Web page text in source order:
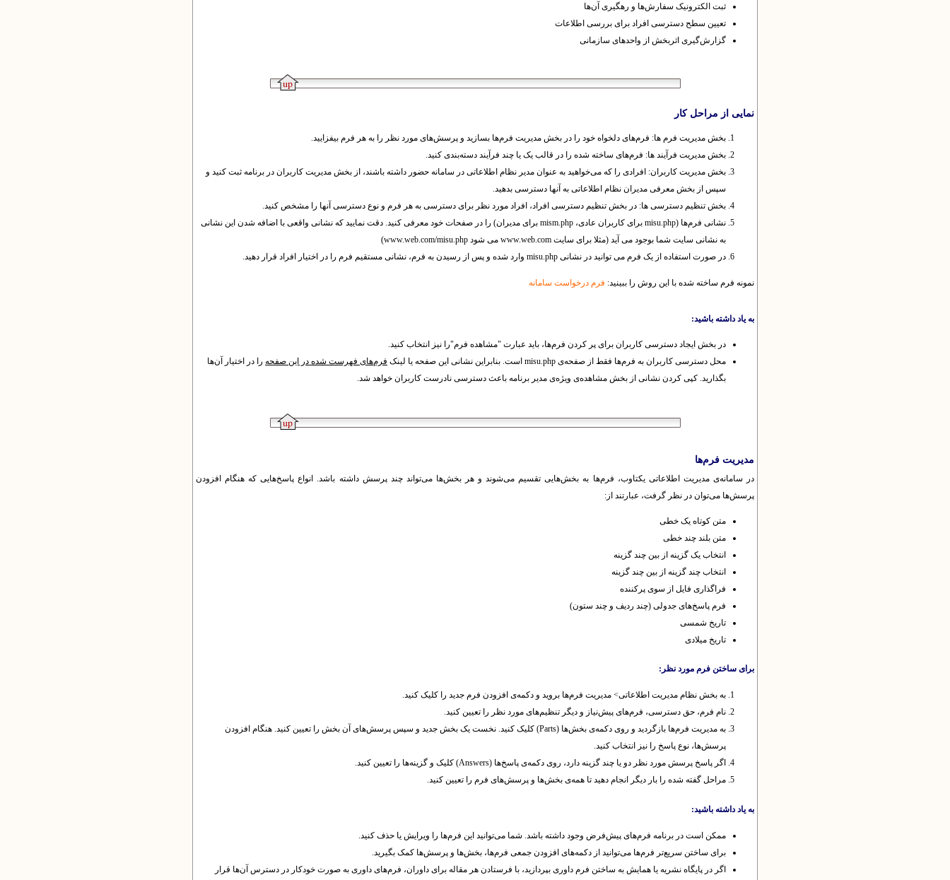
ثبت الکترونیک سفارش‌ها و رهگیری آن‌ها
تعیین سطح دسترسی‌ افراد برای بررسی اطلاعات
گزارش‌گیری اثربخش از واحدهای سازمانی
نمایی از مراحل کار
بخش مدیریت فرم ها: فرم‌های دلخواه خود را در بخش مدیریت فرم‌ها بسازید و پرسش‌های مورد نظر را به هر فرم بیفزایید.
بخش مدیریت فرآیند ها: فرم‌های ساخته شده را در قالب یک یا چند فرآیند دسته‌بندی کنید.
بخش مدیریت کاربران: افرادی را که می‌خواهید به عنوان مدیر نظام اطلاعاتی در سامانه حضور داشته باشند، از بخش مدیریت کاربران در برنامه ثبت کنید و
سپس از بخش معرفی مدیران نظام اطلاعاتی به آنها دسترسی بدهید.
بخش تنظیم دسترسی ها: در بخش تنظیم دسترسی‌ افراد، افراد مورد نظر برای دسترسی به هر فرم و نوع دسترسی آنها را مشخص کنید.
نشانی فرم‌ها (misu.php برای کاربران عادی، mism.php برای مدیران) را در صفحات خود معرفی کنید. دقت نمایید که نشانی واقعی با اضافه شدن این نشانی
به نشانی سایت شما بوجود می آید (مثلا برای سایت www.web.com می شود www.web.com/misu.php)
در صورت استفاده از یک فرم می توانید در نشانی misu.php وارد شده و پس از رسیدن به فرم، نشانی مستقیم فرم را در اختیار افراد قرار دهید.
نمونه فرم ساخته شده با این روش را ببینید: فرم درخواست سامانه
به یاد داشته باشید:
در بخش ایجاد دسترسی کاربران برای پر کردن فرم‌ها، باید عبارت "مشاهده فرم"را نیز انتخاب کنید.
محل دسترسی کاربران به فرم‌ها فقط از صفحه‌ی misu.php
است. بنابراین نشانی این صفحه یا لینک فرم‌های فهرست شده در این صفحه را در اختیار آن‌ها
بگذارید. کپی کردن نشانی از بخش مشاهده‌ی ویژه‌ی مدیر برنامه باعث دسترسی نادرست کاربران خواهد شد.
مدیریت فرم‌ها
در سامانه‌ی مدیریت اطلاعاتی یکتاوب، فرم‌ها به بخش‌هایی تقسیم می‌شوند و هر بخش‌ها می‌تواند چند پرسش‌ داشته باشد. انواع پاسخ‌هایی که هنگام افزودن
پرسش‌ها می‌توان در نظر گرفت، عبارتند از:
متن کوتاه یک خطی
متن بلند چند خطی
انتخاب یک گزینه از بین چند گزینه
انتخاب چند گزینه از بین چند گزینه
فراگذاری فایل از سوی پرکننده
فرم پاسخ‌های جدولی (چند ردیف و چند ستون)
تاریخ شمسی
تاریخ میلادی
برای ساختن فرم مورد نظر:
به بخش نظام مدیریت اطلاعاتی> مدیریت فرم‌ها بروید و دکمه‌ی افزودن فرم جدید را کلیک کنید.
نام فرم، حق دسترسی، فرم‌های پیش‌نیاز و دیگر تنظیم‌های مورد نظر را تعیین کنید.
به مدیریت فرم‌ها بازگردید و روی دکمه‌ی بخش‌ها (Parts) کلیک کنید. نخست یک بخش جدید و سپس پرسش‌های آن بخش را تعیین کنید. هنگام افزودن
پرسش‌ها، نوع پاسخ را نیز انتخاب کنید.
اگر پاسخ پرسش مورد نظر دو یا چند گزینه دارد، روی دکمه‌ی پاسخ‌ها (Answers) کلیک و گزینه‌ها را تعیین کنید.
مراحل گفته شده را بار دیگر انجام دهید تا همه‌ی بخش‌ها و پرسش‌های فرم را تعیین کنید.
به یاد داشته باشید:
ممکن است در برنامه فرم‌های پیش‌فرض وجود داشته باشد. شما می‌توانید این فرم‌ها را ویرایش یا حذف کنید.
برای ساختن سریع‌تر فرم‌ها می‌توانید از دکمه‌های افزودن جمعی فرم‌ها، بخش‌ها و پرسش‌ها کمک بگیرید.
اگر در پایگاه نشریه یا همایش به ساختن فرم داوری بپردازید، با فرستادن هر مقاله برای داوران، فرم‌های داوری به صورت خودکار در دسترس آن‌ها قرار